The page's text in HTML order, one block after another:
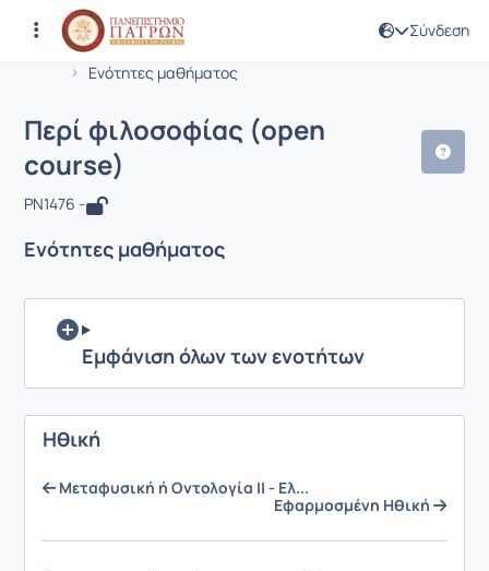
Σύνδεση
Αρχική Σελίδα
Ενότητες μαθήματος
Μάθημα : Περί φιλοσοφίας (open
Κωδικός : PN1476
Περί φιλοσοφίας (open
course)
PN1476 -
Ενότητες μαθήματος
Εμφάνιση όλων των ενοτήτων
Ηθική
Μεταφυσική ή Οντολογία ΙΙ - Ελ...
Εφαρμοσμένη Ηθική